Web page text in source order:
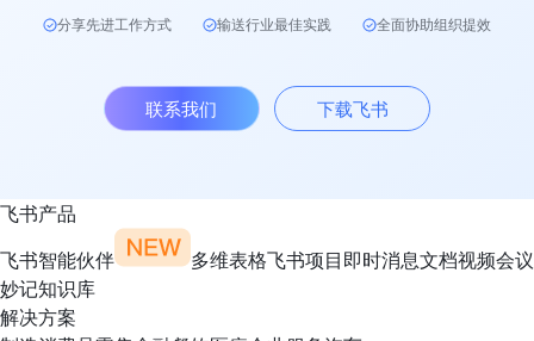
分享先进工作方式 输送行业最佳实践 全面协助组织提效
联系我们 下载飞书
飞书产品
飞书智能伙伴
多维表格飞书项目即时消息文档视频会议
妙记知识库
解决方案